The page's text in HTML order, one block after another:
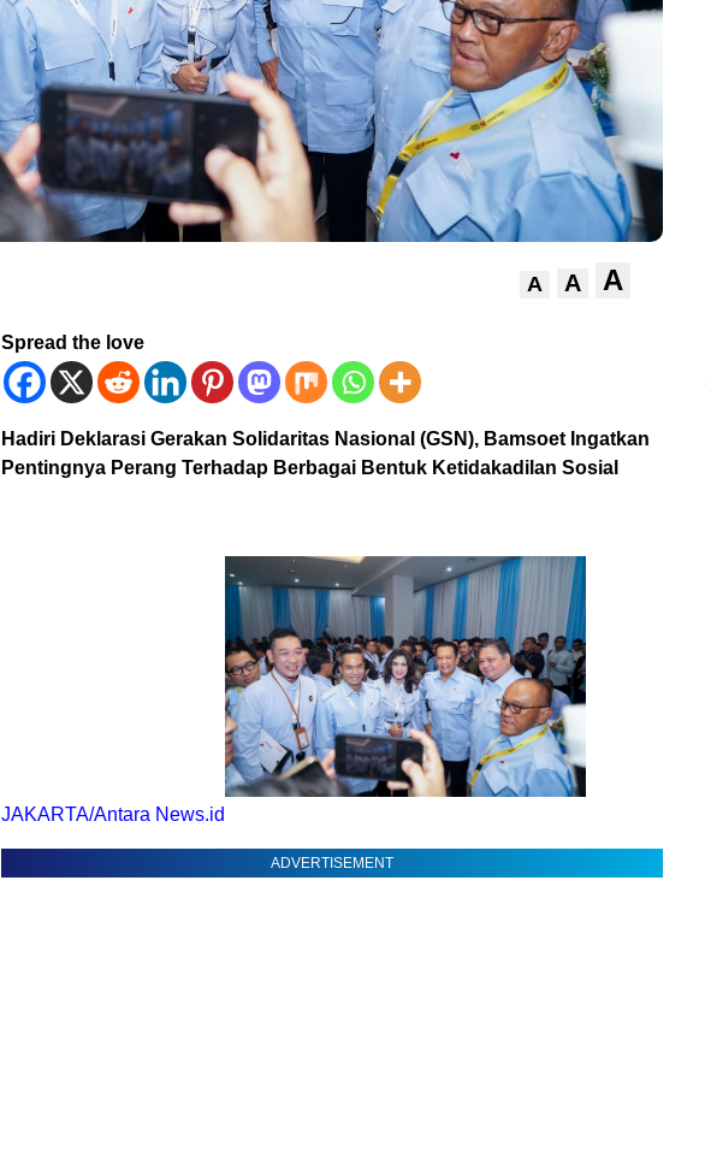
A A A
Spread the love
Hadiri Deklarasi Gerakan Solidaritas Nasional (GSN), Bamsoet Ingatkan
Pentingnya Perang Terhadap Berbagai Bentuk Ketidakadilan Sosial
JAKARTA/Antara News.id
ADVERTISEMENT